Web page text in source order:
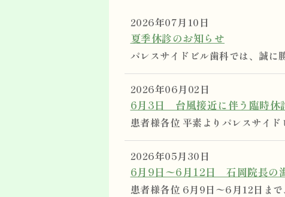
2026年07月10日
夏季休診のお知らせ
パレスサイドビル歯科では、誠に
2026年06月02日
6月3日 台風接近に伴う臨時休
患者様各位 平素よりパレスサイ
2026年05月30日
6月9日〜6月12日 石岡院長の
患者様各位 6月9日〜6月12日ま